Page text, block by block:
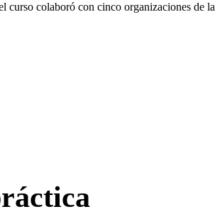
curso colaboró con cinco organizaciones de la